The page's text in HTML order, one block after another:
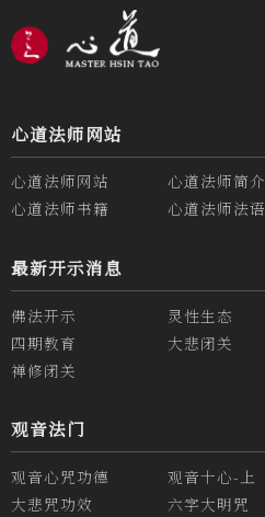
心道法师网站
心道法师网站 心道法师简介
心道法师书籍
心道法师法语
最新开示消息
佛法开示 灵性生态
四期教育
大悲闭关
禅修闭关
观音法门
观音心咒功德 观音十心-上
大悲咒功效
六字大明咒